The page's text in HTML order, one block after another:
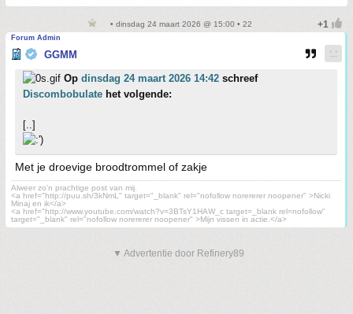
• dinsdag 24 maart 2026 @ 15:00 • 22
Forum Admin
GGMM
Op dinsdag 24 maart 2026 14:42 schreef
Discombobulate het volgende:
[..]
Met je droevige broodtrommel of zakje
Alweer zo'n prachtige post van mij.
<a href="http://puu.sh/3kNmL" target="_blank" rel="nofollow norererer noopener" >Nicki
Minaj en ik</a>
<a href="http://www.youtube.com/watch?v=3BTsY1HAW_c target=_blank rel=nofollow"
target="_blank" rel="nofollow norererer noopener" >Mijn vissen in actie.</a>
▼ Advertentie door Refinery89